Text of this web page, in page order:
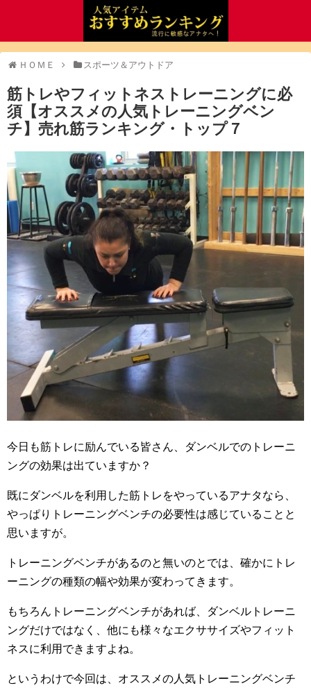
ＨＯＭＥ スポーツ＆アウトドア
筋トレやフィットネストレーニングに必
須【オススメの人気トレーニングベン
チ】売れ筋ランキング・トップ７
今日も筋トレに励んでいる皆さん、ダンベルでのトレーニ
ングの効果は出ていますか？
既にダンベルを利用した筋トレをやっているアナタなら、
やっぱりトレーニングベンチの必要性は感じていることと
思いますが。
トレーニングベンチがあるのと無いのとでは、確かにトレ
ーニングの種類の幅や効果が変わってきます。
もちろんトレーニングベンチがあれば、ダンベルトレーニ
ングだけではなく、他にも様々なエクササイズやフィット
ネスに利用できますよね。
というわけで今回は、オススメの人気トレーニングベンチ